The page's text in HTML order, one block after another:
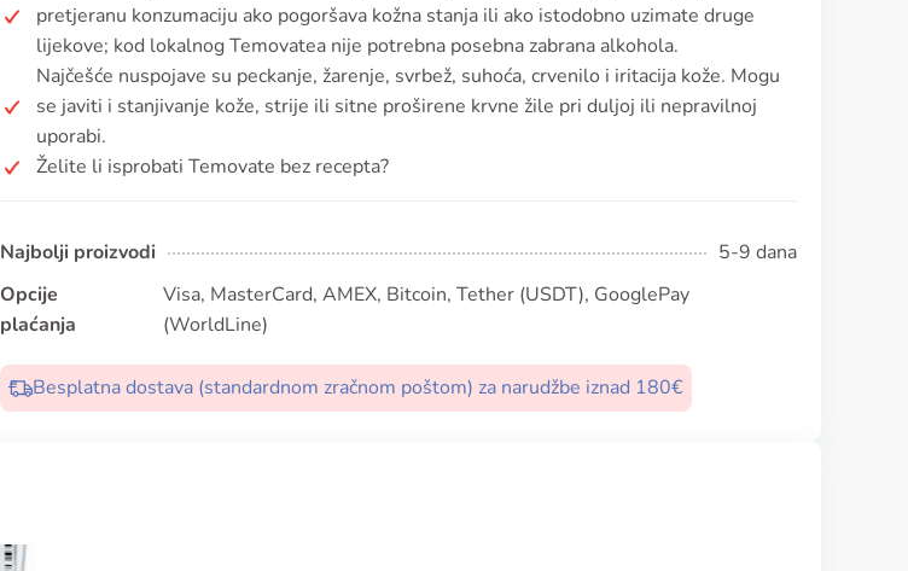
pretjeranu konzumaciju ako pogoršava kožna stanja ili ako istodobno uzimate druge
lijekove; kod lokalnog Temovatea nije potrebna posebna zabrana alkohola.
Najčešće nuspojave su peckanje, žarenje, svrbež, suhoća, crvenilo i iritacija kože. Mogu
se javiti i stanjivanje kože, strije ili sitne proširene krvne žile pri duljoj ili nepravilnoj
uporabi.
Želite li isprobati Temovate bez recepta?
Najbolji proizvodi
5-9 dana
Opcije
plaćanja
Visa, MasterCard, AMEX, Bitcoin, Tether (USDT), GooglePay
(WorldLine)
Besplatna dostava (standardnom zračnom poštom) za narudžbe iznad 180€